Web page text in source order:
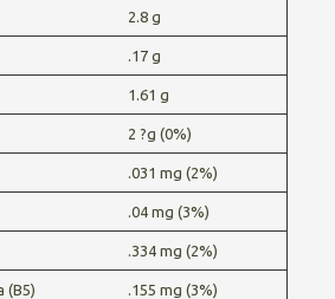
2.8 g
.17 g
1.61 g
2 ?g (0%)
.031 mg (2%)
.04 mg (3%)
.334 mg (2%)
(B5) .155 mg (3%)